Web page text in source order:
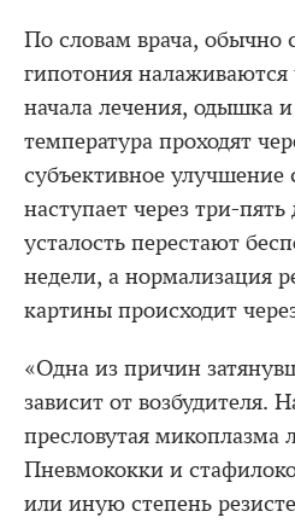
По словам врача, обычно
гипотония налаживаются
начала лечения, одышка
температура проходят
субъективное улучшение
наступает через три-
усталость перестают
недели, а нормализация
картины происходит
«Одна из причин
зависит от возбудителя.
пресловутая микоплазма
Пневмококки и
или иную степень